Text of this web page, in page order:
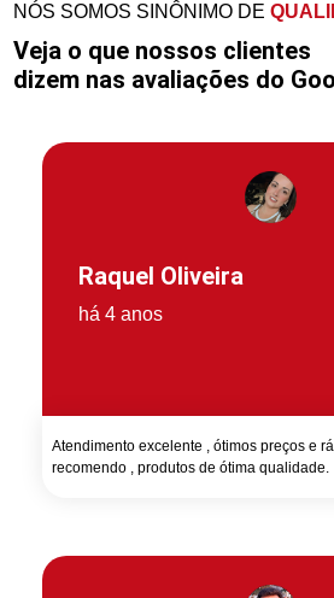
NÓS SOMOS SINÔNIMO DE
Veja o que nossos clientes
dizem nas avaliações do
Raquel Oliveira
há 4 anos
Atendimento excelente , ótimos preços e
recomendo , produtos de ótima qualidade.